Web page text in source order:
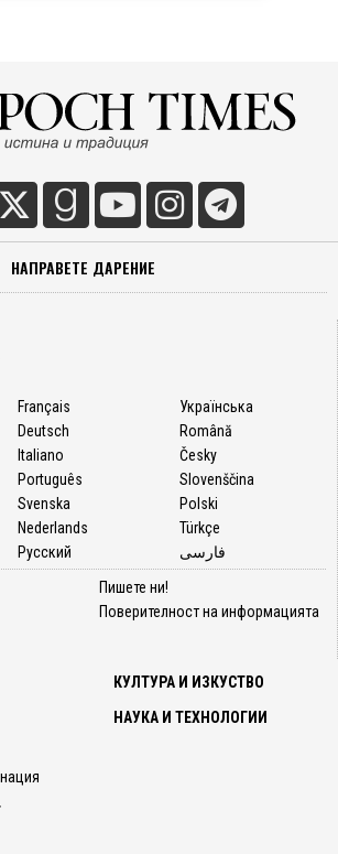
НАПРАВЕТЕ ДАРЕНИЕ
Français
Deutsch
Italiano
Português
Svenska
Nederlands
Русский
Українська
Română
Česky
Slovenščina
Polski
Türkçe
فارسی
Пишете ни!
Поверителност на информацията
КУЛТУРА И ИЗКУСТВО
НАУКА И ТЕХНОЛОГИИ